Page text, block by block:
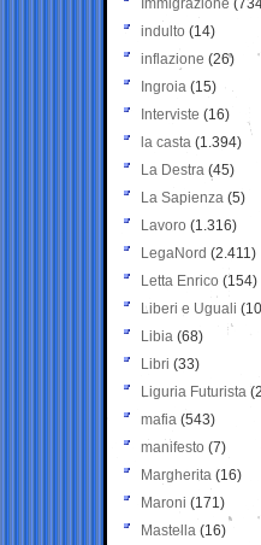
Immigrazione
indulto (14)
inflazione (26)
Ingroia (15)
Interviste (16)
la casta (1.394)
La Destra (45)
La Sapienza (5)
Lavoro (1.316)
LegaNord (2.411)
Letta Enrico (154)
Liberi e Uguali
Libia (68)
Libri (33)
Liguria Futurista
mafia (543)
manifesto (7)
Margherita (16)
Maroni (171)
Mastella (16)